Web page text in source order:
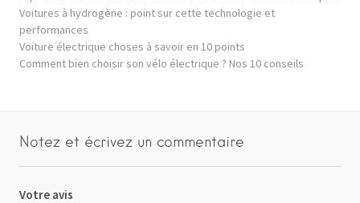
Voitures à hydrogène : point sur cette technologie et
performances
Voiture électrique choses à savoir en 10 points
Comment bien choisir son vélo électrique ? Nos 10 conseils
Notez et écrivez un commentaire
Votre avis